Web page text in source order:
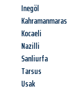
Inegöl
Kahramanmaras
Kocaeli
Nazilli
Sanliurfa
Tarsus
Usak